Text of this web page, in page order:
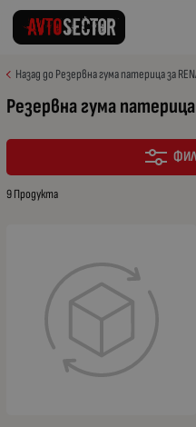
Назад до Резервна гума патерица за
Резервна гума патерица
9 Продукта